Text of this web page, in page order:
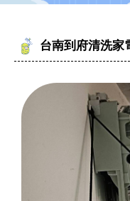
台南到府清洗家